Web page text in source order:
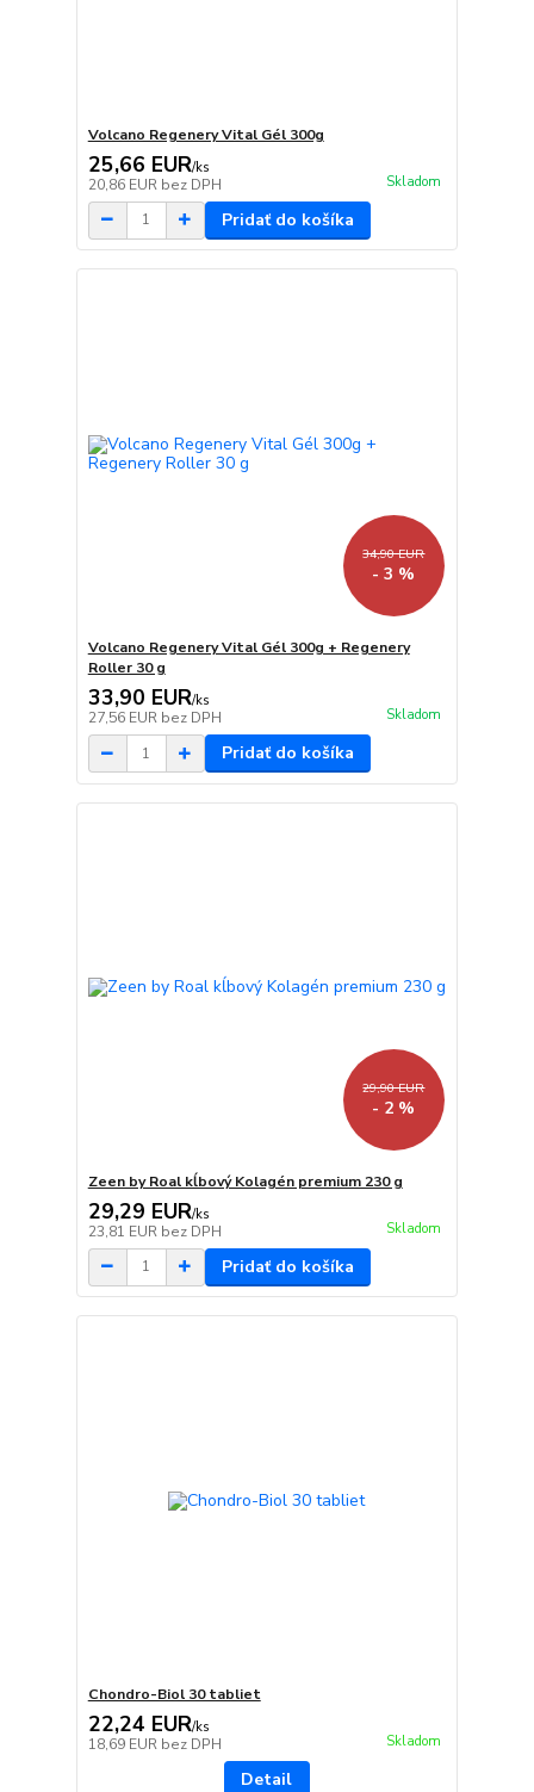
Volcano Regenery Vital Gél 300g
25,66 EUR/ks
20,86 EUR bez DPH Skladom
Pridať do košíka
34,90 EUR
- 3 %
Volcano Regenery Vital Gél 300g + Regenery
Roller 30 g
33,90 EUR/ks
27,56 EUR bez DPH Skladom
Pridať do košíka
29,90 EUR
- 2 %
Zeen by Roal kĺbový Kolagén premium 230 g
29,29 EUR/ks
23,81 EUR bez DPH Skladom
Pridať do košíka
Chondro-Biol 30 tabliet
22,24 EUR/ks
18,69 EUR bez DPH Skladom
Detail